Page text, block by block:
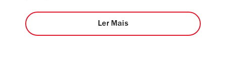
Ler Mais